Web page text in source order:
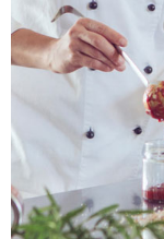
Für echten